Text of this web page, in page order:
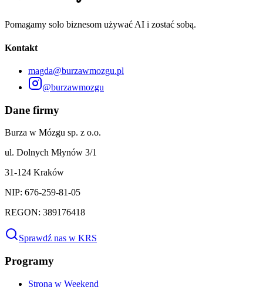
Pomagamy solo biznesom używać AI i zostać sobą.
Kontakt
magda@burzawmozgu.pl
@burzawmozgu
Dane firmy
Burza w Mózgu sp. z o.o.
ul. Dolnych Młynów 3/1
31-124 Kraków
NIP: 676-259-81-05
REGON: 389176418
Sprawdź nas w KRS
Programy
Strona w Weekend